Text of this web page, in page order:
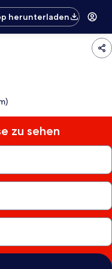
herunterladen
zu sehen